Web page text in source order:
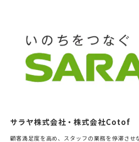
サラヤ株式会社・株式会社Cotof
顧客満足度を高め、スタッフの業務を停滞させ